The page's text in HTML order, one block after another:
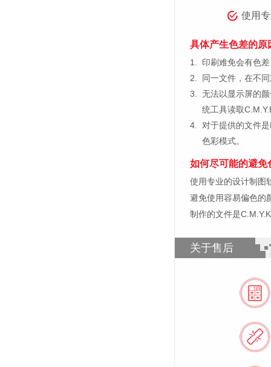
使用
具体产生色差的原
1.
印刷难免会有色
2.
同一文件，在不
3.
无法以显示屏的
统工具读取
4.
对于提供的文件
色彩模式。
如何尽可能的避免
使用专业的设计制图
避免使用容易偏色的
制作的文件是
关于售后